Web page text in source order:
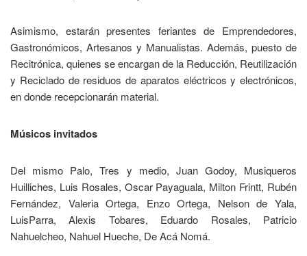
Asimismo, estarán presentes feriantes de Emprendedores,
Gastronómicos, Artesanos y Manualistas. Además, puesto de
Recitrónica, quienes se encargan de la Reducción, Reutilización
y Reciclado de residuos de aparatos eléctricos y electrónicos,
en donde recepcionarán material.
Músicos invitados
Del mismo Palo, Tres y medio, Juan Godoy, Musiqueros
Huilliches, Luis Rosales, Oscar Payaguala, Milton Frintt, Rubén
Fernández, Valeria Ortega, Enzo Ortega, Nelson de Yala,
LuisParra, Alexis Tobares, Eduardo Rosales, Patricio
Nahuelcheo, Nahuel Hueche, De Acá Nomá.